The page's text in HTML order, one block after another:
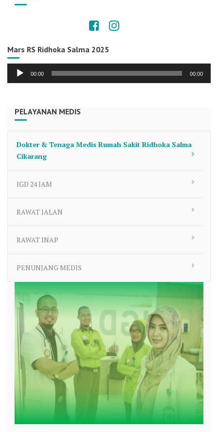
Mars RS Ridhoka Salma 2025
Audio
00:00 00:00
PELAYANAN MEDIS
Dokter & Tenaga Medis Rumah Sakit Ridhoka Salma
Cikarang
IGD 24 JAM
RAWAT JALAN
RAWAT INAP
PENUNJANG MEDIS